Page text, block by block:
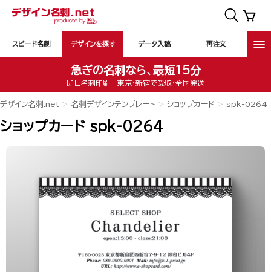
スピード名刺 デザインを探す データ入稿 再注文
急ぎの名刺なら、最短15分
即日名刺印刷｜東京・新宿で受取・全国発送
デザイン名刺.net 名刺デザインテンプレート ショップカード spk-0264
ショップカード spk-0264